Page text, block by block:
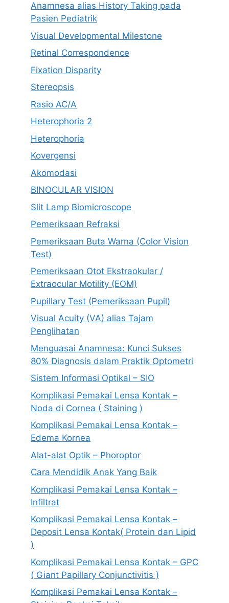
Anamnesa alias History Taking pada
Pasien Pediatrik
Visual Developmental Milestone
Retinal Correspondence
Fixation Disparity
Stereopsis
Rasio AC/A
Heterophoria 2
Heterophoria
Kovergensi
Akomodasi
BINOCULAR VISION
Slit Lamp Biomicroscope
Pemeriksaan Refraksi
Pemeriksaan Buta Warna (Color Vision
Test)
Pemeriksaan Otot Ekstraokular /
Extraocular Motility (EOM)
Pupillary Test (Pemeriksaan Pupil)
Visual Acuity (VA) alias Tajam
Penglihatan
Menguasai Anamnesa: Kunci Sukses
80% Diagnosis dalam Praktik Optometri
Sistem Informasi Optikal – SIO
Komplikasi Pemakai Lensa Kontak –
Noda di Cornea ( Staining )
Komplikasi Pemakai Lensa Kontak –
Edema Kornea
Alat-alat Optik – Phoroptor
Cara Mendidik Anak Yang Baik
Komplikasi Pemakai Lensa Kontak –
Infiltrat
Komplikasi Pemakai Lensa Kontak –
Deposit Lensa Kontak( Protein dan Lipid
)
Komplikasi Pemakai Lensa Kontak – GPC
( Giant Papillary Conjunctivitis )
Komplikasi Pemakai Lensa Kontak –